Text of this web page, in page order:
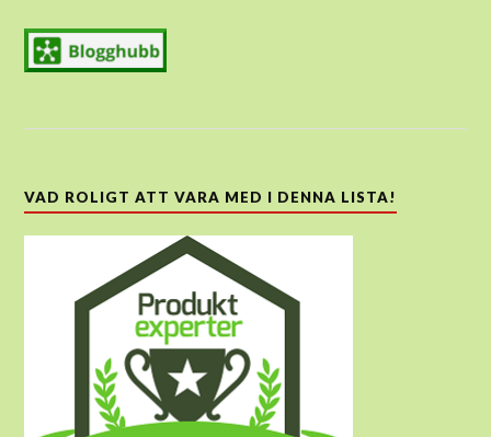
VAD ROLIGT ATT VARA MED I DENNA LISTA!